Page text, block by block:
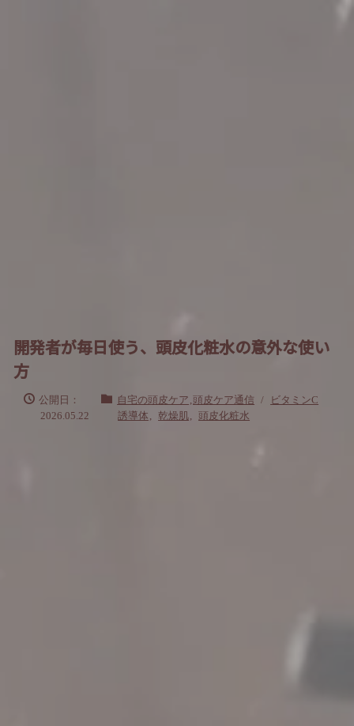
開発者が毎日使う、頭皮化粧水の意外な使い
方
公開日：
2026.05.22
自宅の頭皮ケア 頭皮ケア通信 /
ビタミンC
誘導体
乾燥肌 頭皮化粧水